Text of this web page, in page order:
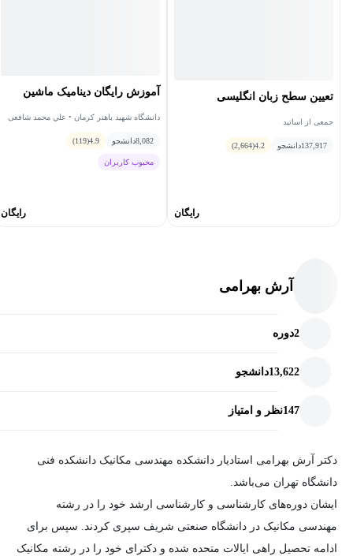
تعیین سطح زبان انگلیسی
جمعی از اساتید
137,917دانشجو 4.2
(2,664)
رایگان
آموزش رایگان دینامیک ماشین
دانشگاه شهید باهنر کرمان • علي محمد شافعی
8,082دانشجو 4.9
(119)
محبوب کاربران
رایگان
آرش بهرامی
2دوره
13,622دانشجو
147نظر و امتیاز
دکتر آرش بهرامی استادیار دانشکده مهندسی مکانیک دانشکده فنی
دانشگاه تهران می‌باشد.
ایشان دوره‌های کارشناسی و کارشناسی ارشد خود را در رشته
مهندسی مکانیک در دانشگاه صنعتی شریف سپری کردند. سپس برای
ادامه تحصیل راهی ایالات متحده شده و دکترای خود را در رشته مکانیک